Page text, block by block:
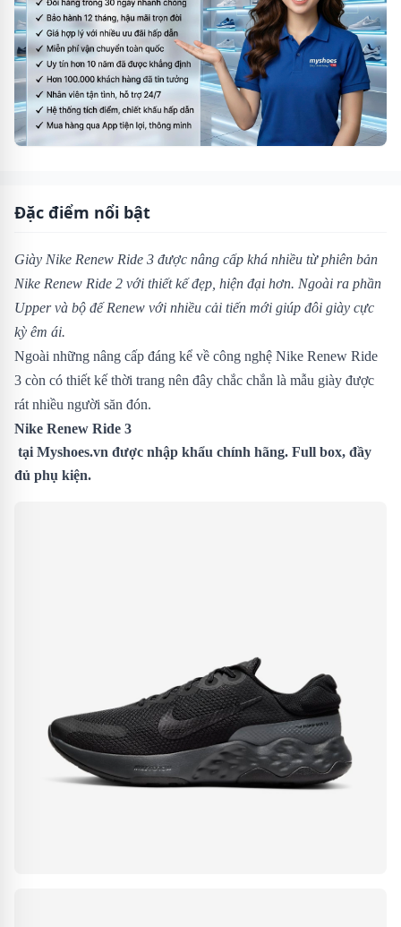
Đặc điểm nổi bật
Giày Nike Renew Ride 3 được nâng cấp khá nhiều từ phiên bản
Nike Renew Ride 2 với thiết kế đẹp, hiện đại hơn. Ngoài ra phần
Upper và bộ đế Renew với nhiều cải tiến mới giúp đôi giày cực
kỳ êm ái.
Ngoài những nâng cấp đáng kể về công nghệ Nike Renew Ride
3 còn có thiết kế thời trang nên đây chắc chắn là mẫu giày được
rát nhiều người săn đón.
Nike Renew Ride 3
tại Myshoes.vn được nhập khẩu chính hãng. Full box, đầy
đủ phụ kiện.